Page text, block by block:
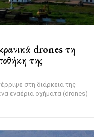
drones τη
της
στη διάρκεια της
εναέρια οχήματα (drones)